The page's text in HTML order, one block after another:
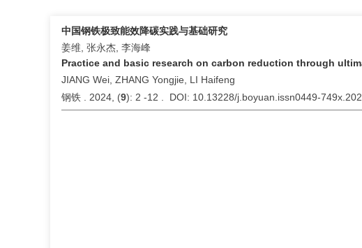
中国钢铁极致能效降碳实践与基础研究
姜维, 张永杰, 李海峰
Practice and basic research on carbon reduction through
JIANG Wei, ZHANG Yongjie, LI Haifeng
钢铁 . 2024, (9): 2 -12 . DOI: 10.13228/j.boyuan.issn0449-